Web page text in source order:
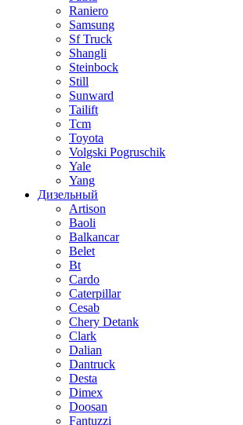
Raniero
Samsung
Sf Truck
Shangli
Steinbock
Still
Sunward
Tailift
Tcm
Toyota
Volgski Pogruschik
Yale
Yang
Дизельный
Artison
Baoli
Balkancar
Belet
Bt
Cardo
Caterpillar
Cesab
Chery Detank
Clark
Dalian
Dantruck
Desta
Dimex
Doosan
Fantuzzi